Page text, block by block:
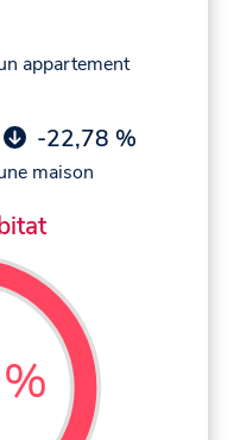
appartement
-22,78 %
maison